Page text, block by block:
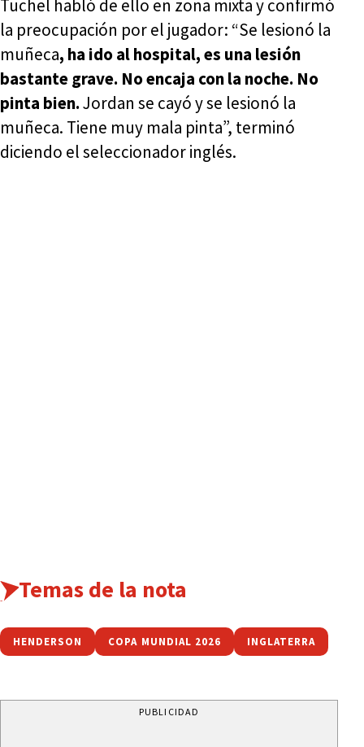
Tuchel habló de ello en zona mixta y confirmó
la preocupación por el jugador: “Se lesionó la
muñeca, ha ido al hospital, es una lesión
bastante grave. No encaja con la noche. No
pinta bien.Jordan se cayó y se lesionó la
muñeca. Tiene muy mala pinta”, terminó
diciendo el seleccionador inglés.
Temas de la nota
HENDERSON COPA MUNDIAL 2026 INGLATERRA
PUBLICIDAD